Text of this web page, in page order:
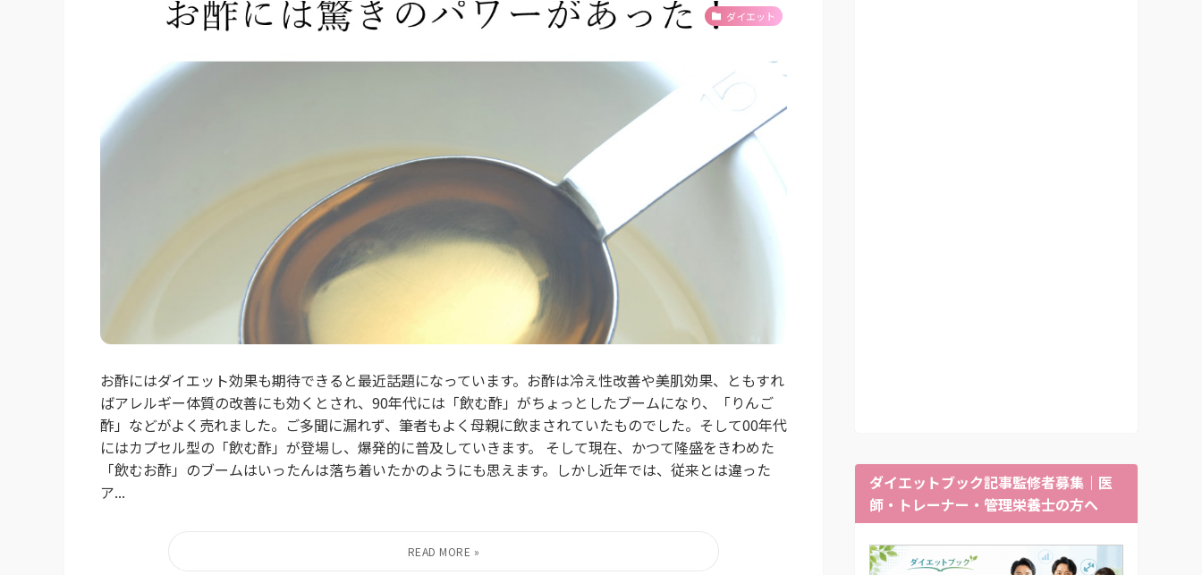
ダイエット
お酢にはダイエット効果も期待できると最近話題になっています。お酢は冷え性改善や美肌効果、ともすれ
ばアレルギー体質の改善にも効くとされ、90年代には「飲む酢」がちょっとしたブームになり、「りんご
酢」などがよく売れました。ご多聞に漏れず、筆者もよく母親に飲まされていたものでした。そして00年代
にはカプセル型の「飲む酢」が登場し、爆発的に普及していきます。 そして現在、かつて隆盛をきわめた
「飲むお酢」のブームはいったんは落ち着いたかのようにも思えます。しかし近年では、従来とは違った
ア...
ダイエットブック記事監修者募集｜医
師・トレーナー・管理栄養士の方へ